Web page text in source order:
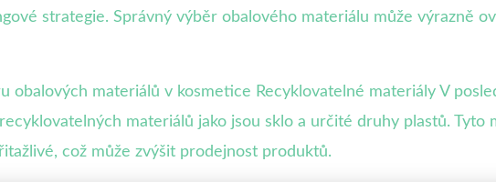
strategie. Správný výběr obalového materiálu může výrazně
obalových materiálů v kosmetice Recyklovatelné materiály V
materiálů jako jsou sklo a určité druhy plastů.
což může zvýšit prodejnost produktů.